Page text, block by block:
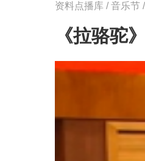
资料点播库 / 音乐节
《拉骆驼